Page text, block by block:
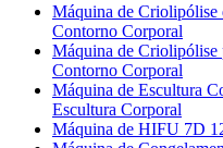
Máquina de Criolipólise
Contorno Corporal
Máquina de Criolipólise
Contorno Corporal
Máquina de Escultura
Escultura Corporal
Máquina de HIFU 7D